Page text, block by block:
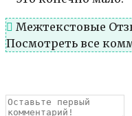
Межтекстовые
Посмотреть все